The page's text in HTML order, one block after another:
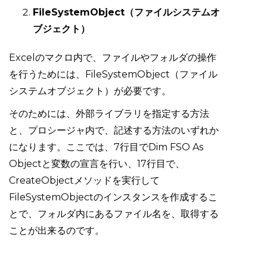
FileSystemObject（ファイルシステムオ
ブジェクト）
Excelのマクロ内で、ファイルやフォルダの操作
を行うためには、FileSystemObject（ファイル
システムオブジェクト）が必要です。
そのためには、外部ライブラリを指定する方法
と、プロシージャ内で、記述する方法のいずれか
になります。ここでは、7行目でDim FSO As
Objectと変数の宣言を行い、17行目で、
CreateObjectメソッドを実行して
FileSystemObjectのインスタンスを作成するこ
とで、フォルダ内にあるファイル名を、取得する
ことが出来るのです。